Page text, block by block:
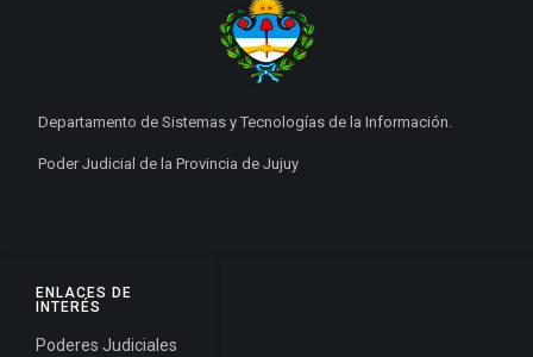
ENLACES DE
INTERÉS
Poderes Judiciales
Departamento de Sistemas y Tecnologías de la Información.
Poder Judicial de la Provincia de Jujuy